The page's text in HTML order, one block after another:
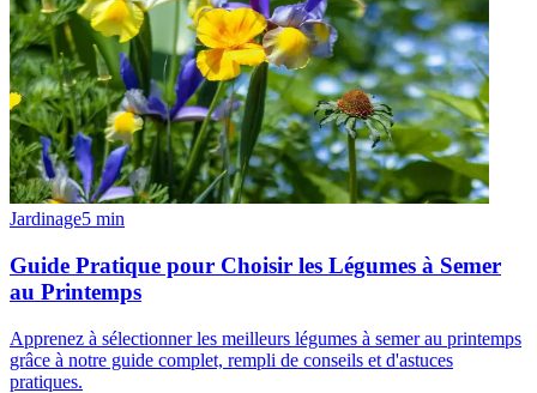
Jardinage5 min
Guide Pratique pour Choisir les Légumes à Semer
au Printemps
Apprenez à sélectionner les meilleurs légumes à semer au printemps
grâce à notre guide complet, rempli de conseils et d'astuces
pratiques.